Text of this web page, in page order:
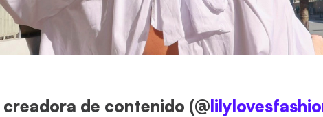
de contenido (@